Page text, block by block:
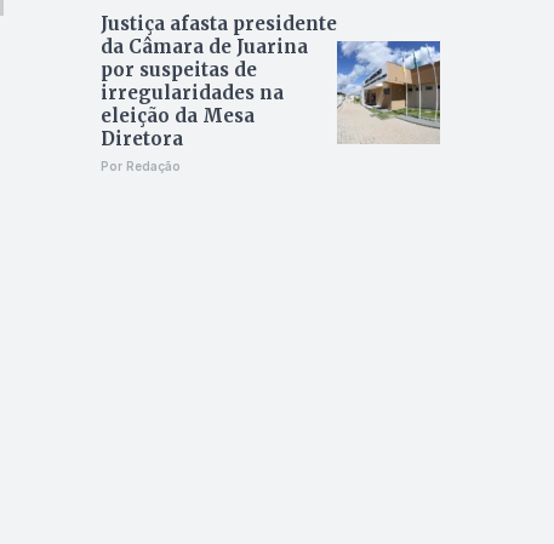
Justiça afasta presidente
da Câmara de Juarina
por suspeitas de
irregularidades na
eleição da Mesa
Diretora
Por Redação